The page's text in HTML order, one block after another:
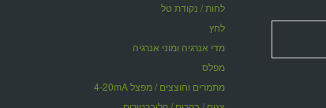
לחות / נקודת טל
לחץ
מדי אנרגיה ומוני אנרגיה
מפלס
מתמרים וחוצצים / מפצל 4-20mA